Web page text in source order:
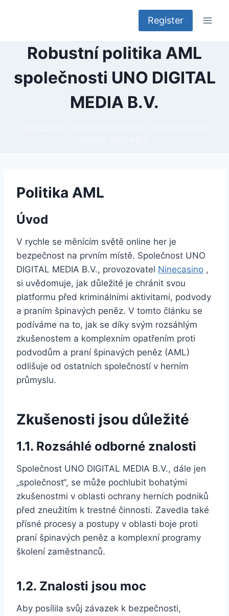
Register
Robustní politika AML
společnosti UNO DIGITAL
MEDIA B.V.
Politika AML
Úvod
V rychle se měnícím světě online her je
bezpečnost na prvním místě. Společnost UNO
DIGITAL MEDIA B.V., provozovatel Ninecasino ,
si uvědomuje, jak důležité je chránit svou
platformu před kriminálními aktivitami, podvody
a praním špinavých peněz. V tomto článku se
podíváme na to, jak se díky svým rozsáhlým
zkušenostem a komplexním opatřením proti
podvodům a praní špinavých peněz (AML)
odlišuje od ostatních společností v herním
průmyslu.
Zkušenosti jsou důležité
1.1. Rozsáhlé odborné znalosti
Společnost UNO DIGITAL MEDIA B.V., dále jen
„společnost“, se může pochlubit bohatými
zkušenostmi v oblasti ochrany herních podniků
před zneužitím k trestné činnosti. Zavedla také
přísné procesy a postupy v oblasti boje proti
praní špinavých peněz a komplexní programy
školení zaměstnanců.
1.2. Znalosti jsou moc
Aby posílila svůj závazek k bezpečnosti,